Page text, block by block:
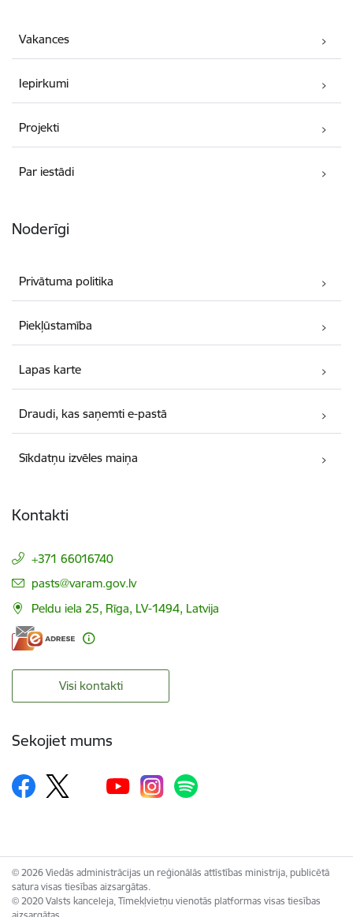
Vakances
Iepirkumi
Projekti
Par iestādi
Noderīgi
Privātuma politika
Piekļūstamība
Lapas karte
Draudi, kas saņemti e-pastā
Sīkdatņu izvēles maiņa
Kontakti
+371 66016740
E-pasts:
pasts@varam.gov.lv
Peldu iela 25, Rīga, LV-1494, Latvija
Visi kontakti
Sekojiet mums
© 2026 Viedās administrācijas un reģionālās attīstības ministrija, publicētā
satura visas tiesības aizsargātas.
© 2020 Valsts kanceleja, Tīmekļvietņu vienotās platformas visas tiesības